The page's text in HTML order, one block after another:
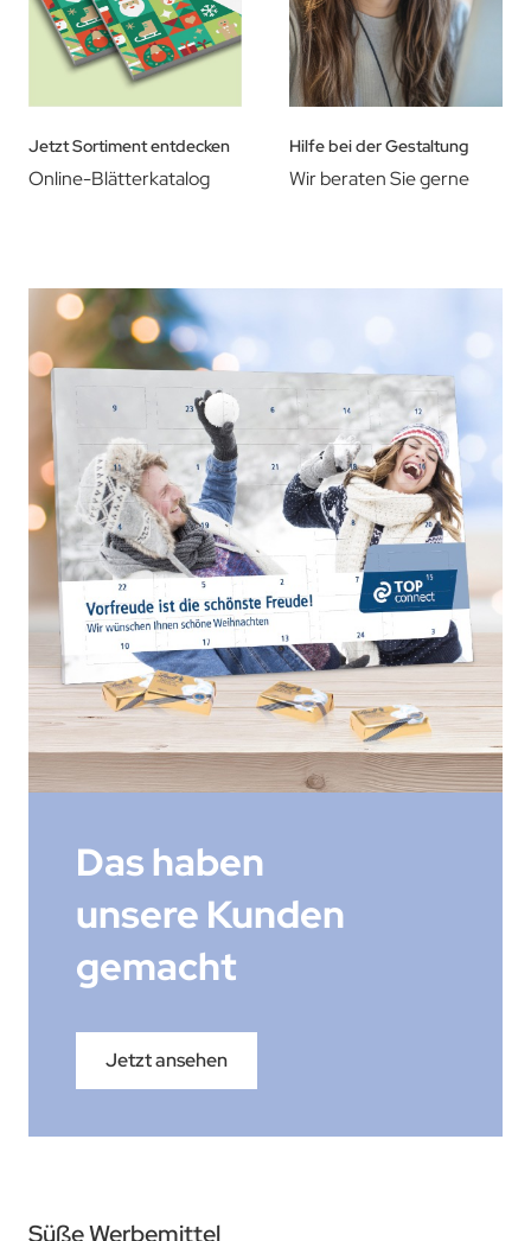
Jetzt Sortiment entdecken
Online-Blätterkatalog
Hilfe bei der Gestaltung
Wir beraten Sie gerne
Das haben
unsere Kunden
gemacht
Jetzt ansehen
Süße Werbemittel